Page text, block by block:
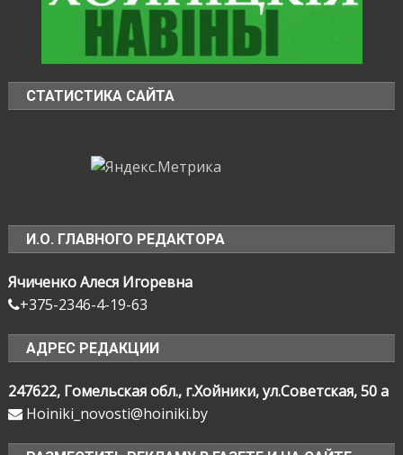
СТАТИСТИКА САЙТА
И.О. ГЛАВНОГО РЕДАКТОРА
Ячиченко Алеся Игоревна
+375-2346-4-19-63
АДРЕС РЕДАКЦИИ
247622, Гомельская обл., г.Хойники, ул.Советская, 50 а
Hoiniki_novosti@hoiniki.by